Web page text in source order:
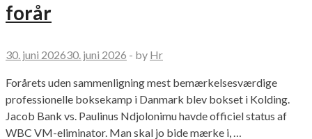
forår
30. juni 202630. juni 2026 - by Hr
Forårets uden sammenligning mest bemærkelsesværdige
professionelle boksekamp i Danmark blev bokset i Kolding.
Jacob Bank vs. Paulinus Ndjolonimu havde officiel status af
WBC VM-eliminator. Man skal jo bide mærke i, …